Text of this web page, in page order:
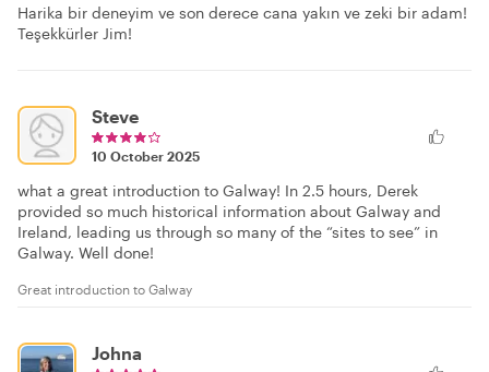
Harika bir deneyim ve son derece cana yakın ve zeki bir adam!
Teşekkürler Jim!
Steve
10 October 2025
what a great introduction to Galway! In 2.5 hours, Derek
provided so much historical information about Galway and
Ireland, leading us through so many of the “sites to see” in
Galway. Well done!
Great introduction to Galway
Johna